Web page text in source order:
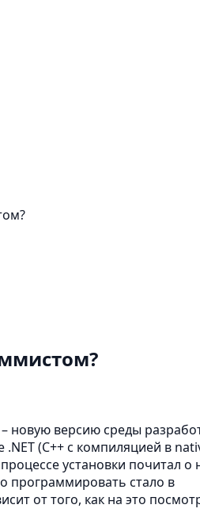
новую версию среды
(C++ с компиляцией в
установки почитал о
программировать стало в
от того, как на это